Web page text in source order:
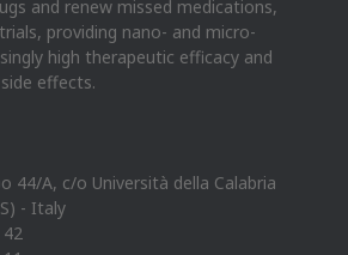
and renew missed medications,
providing nano- and micro-
high therapeutic efficacy and
effects.
44/A, c/o Università della Calabria
- Italy